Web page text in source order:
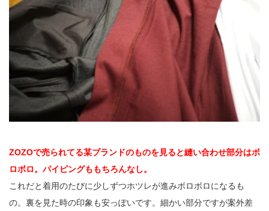
ZOZOで売られてる某ブランドのものを見ると縫い合わせ部分はボ
ロボロ。パイピングももちろんなし。
これだと着用のたびに少しずつホツレが進みボロボロになるも
の。裏を見た時の印象も安っぽいです。細かい部分ですが案外差